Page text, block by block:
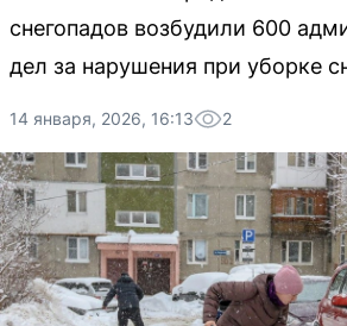
снегопадов возбудили 600
дел за нарушения при уборке
14 января, 2026, 16:13 2